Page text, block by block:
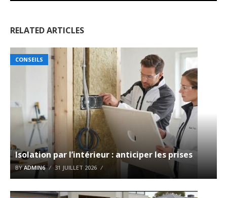
RELATED ARTICLES
CONSEILS
Isolation par l’intérieur : anticiper les prises
BYADMIN6 31 JUILLET 2026